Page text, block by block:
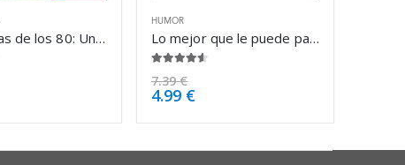
80 Películas de los 80: Una lectura – Andrés Puente Gómez
HUMOR
Lo mejor que le puede pasar a un cruasán – Pablo Tusset
7.39€
4.99 €